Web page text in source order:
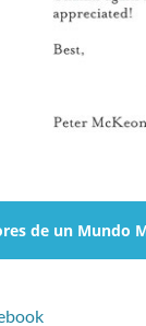
de un Mundo